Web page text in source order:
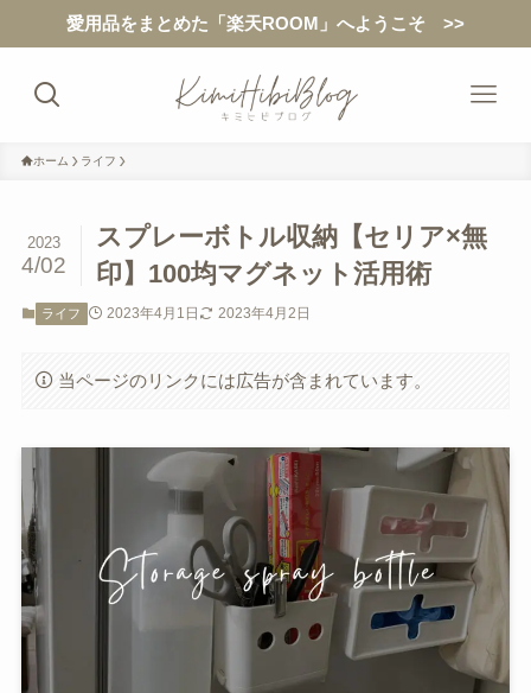
愛用品をまとめた「楽天ROOM」へようこそ >>
ホーム ライフ
スプレーボトル収納【セリア×無
印】100均マグネット活用術
2023
4/02
ライフ 2023年4月1日 2023年4月2日
当ページのリンクには広告が含まれています。